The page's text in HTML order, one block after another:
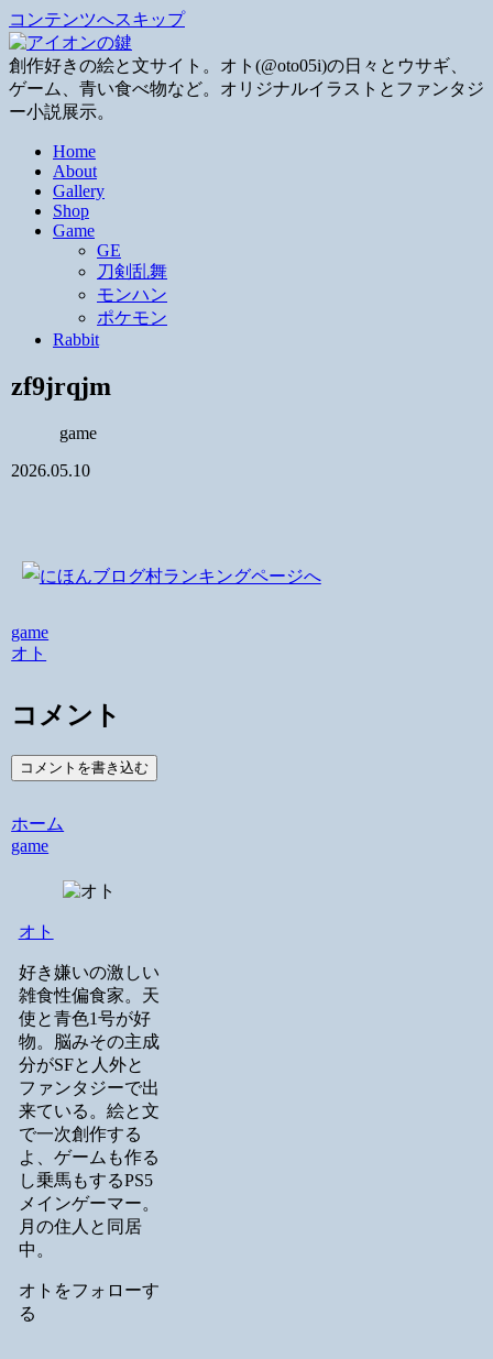
コンテンツへスキップ
創作好きの絵と文サイト。オト(@oto05i)の日々とウサギ、
ゲーム、青い食べ物など。オリジナルイラストとファンタジ
ー小説展示。
Home
About
Gallery
Shop
Game
GE
刀剣乱舞
モンハン
ポケモン
Rabbit
zf9jrqjm
game
2026.05.10
game
オト
コメント
コメントを書き込む
ホーム
game
オト
好き嫌いの激しい
雑食性偏食家。天
使と青色1号が好
物。脳みその主成
分がSFと人外と
ファンタジーで出
来ている。絵と文
で一次創作する
よ、ゲームも作る
し乗馬もするPS5
メインゲーマー。
月の住人と同居
中。
オトをフォローす
る